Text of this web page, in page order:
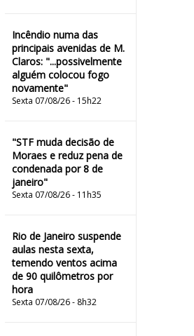
Incêndio numa das
principais avenidas de M.
Claros: "...possivelmente
alguém colocou fogo
novamente"
Sexta 07/08/26 - 15h22
"STF muda decisão de
Moraes e reduz pena de
condenada por 8 de
janeiro"
Sexta 07/08/26 - 11h35
Rio de Janeiro suspende
aulas nesta sexta,
temendo ventos acima
de 90 quilômetros por
hora
Sexta 07/08/26 - 8h32